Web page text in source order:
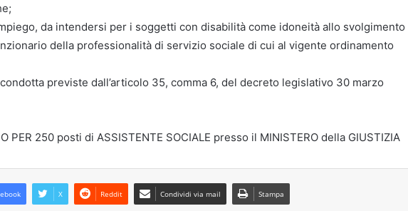
da intendersi per i soggetti con disabilità come idoneità allo svolgimento
della professionalità di servizio sociale di cui al vigente ordinamento
previste dall’articolo 35, comma 6, del decreto legislativo 30 marzo
PER 250 posti di ASSISTENTE SOCIALE presso il MINISTERO della GIUSTIZIA
X Reddit Condividi via mail Stampa